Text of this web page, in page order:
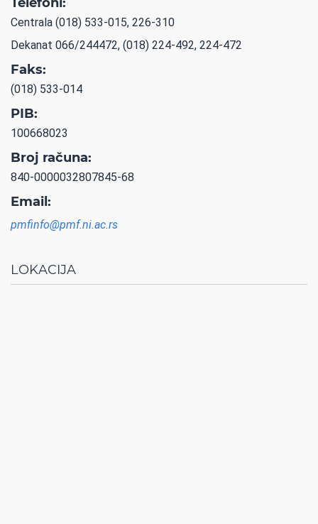
Centrala (018) 533-015, 226-310
Dekanat 066/244472, (018) 224-492, 224-472
Faks:
(018) 533-014
PIB:
100668023
Broj računa:
840-0000032807845-68
Email:
pmfinfo@pmf.ni.ac.rs
LOKACIJA